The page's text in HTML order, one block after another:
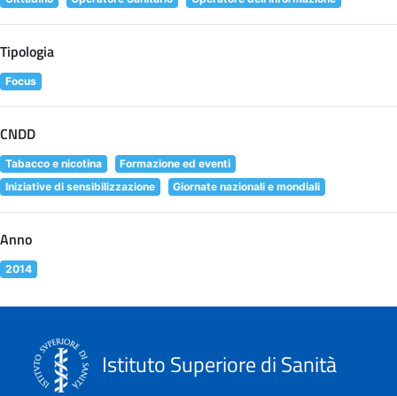
Tipologia
Focus
CNDD
Tabacco e nicotina
Formazione ed eventi
Iniziative di sensibilizzazione
Giornate nazionali e mondiali
Anno
2014
Istituto Superiore di Sanità